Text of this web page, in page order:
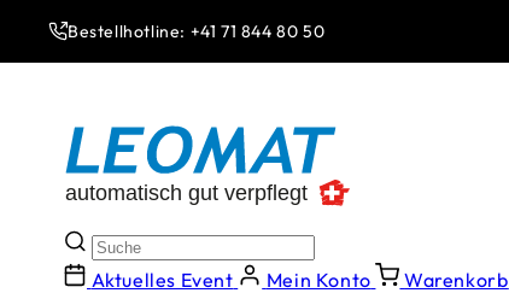
zum
Inhalt
Bestellhotline: +41 71 844 80 50
Aktuelles Event Mein Konto Warenkorb